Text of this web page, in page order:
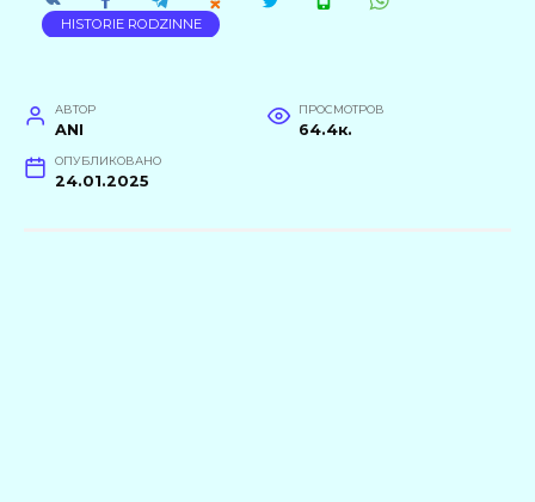
HISTORIE RODZINNE
АВТОР
ANI
ПРОСМОТРОВ
64.4к.
ОПУБЛИКОВАНО
24.01.2025